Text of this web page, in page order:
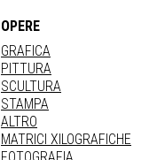
OPERE
GRAFICA
PITTURA
SCULTURA
STAMPA
ALTRO
MATRICI XILOGRAFICHE